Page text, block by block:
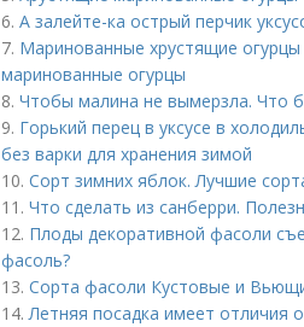
6. А залейте-ка острый перчик
7. Маринованные хрустящие
маринованные огурцы
8. Чтобы малина не вымерзла. Что
9. Горький перец в уксусе в
без варки для хранения зимой
10. Сорт зимних яблок. Лучшие
11. Что сделать из санберри.
12. Плоды декоративной фасоли
фасоль?
13. Сорта фасоли Кустовые и
14.Летняя посадка имеет отличия